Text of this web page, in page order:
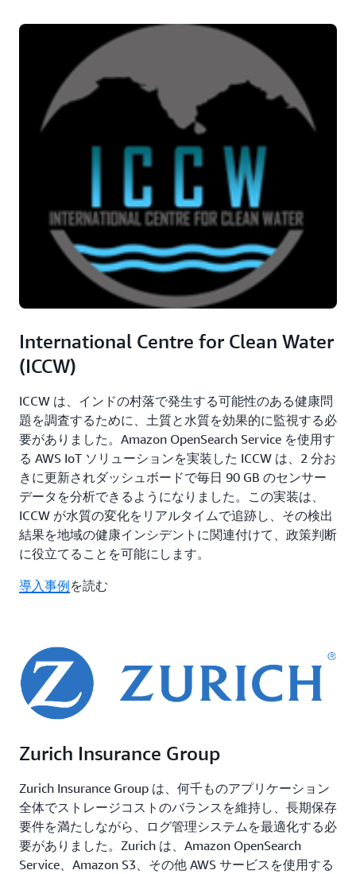
International Centre for Clean Water
(ICCW)
ICCW は、インドの村落で発生する可能性のある健康問
題を調査するために、土質と水質を効果的に監視する必
要がありました。Amazon OpenSearch Service を使用す
る AWS IoT ソリューションを実装した ICCW は、2 分お
きに更新されダッシュボードで毎日 90 GB のセンサー
データを分析できるようになりました。この実装は、
ICCW が水質の変化をリアルタイムで追跡し、その検出
結果を地域の健康インシデントに関連付けて、政策判断
に役立てることを可能にします。
導入事例を読む
Zurich Insurance Group
Zurich Insurance Group は、何千ものアプリケーション
全体でストレージコストのバランスを維持し、長期保存
要件を満たしながら、ログ管理システムを最適化する必
要がありました。Zurich は、Amazon OpenSearch
Service、Amazon S3、その他 AWS サービスを使用する